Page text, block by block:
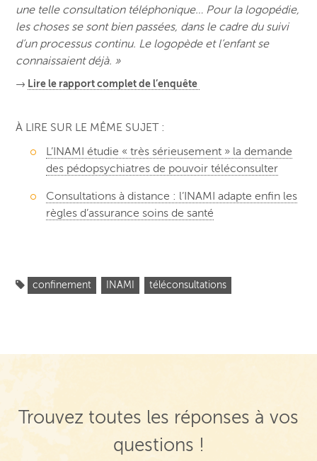
une telle consultation téléphonique… Pour la logopédie,
les choses se sont bien passées, dans le cadre du suivi
d’un processus continu. Le logopède et l’enfant se
connaissaient déjà. »
→ Lire le rapport complet de l’enquête
À LIRE SUR LE MÊME SUJET :
L’INAMI étudie « très sérieusement » la demande
des pédopsychiatres de pouvoir téléconsulter
Consultations à distance : l’INAMI adapte enfin les
règles d’assurance soins de santé
confinement INAMI téléconsultations
Trouvez toutes les réponses à vos
questions !